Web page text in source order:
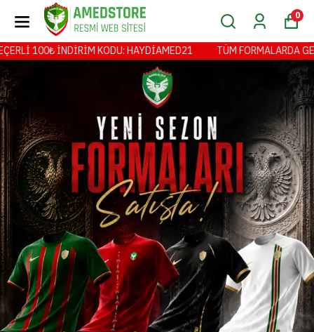
0
KODU: HAYDİAMED21 TÜM FORMALARDA GEÇERLİ 100₺